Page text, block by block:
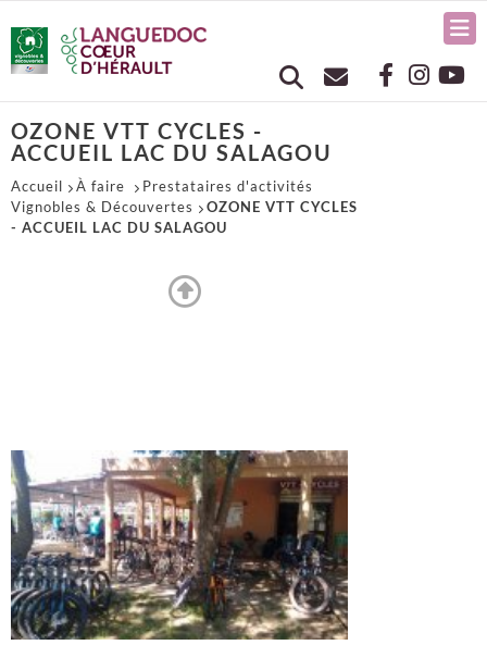
OZONE VTT CYCLES -
ACCUEIL LAC DU SALAGOU
Accueil À faire
Prestataires d'activités
Vignobles & Découvertes
OZONE VTT CYCLES
- ACCUEIL LAC DU SALAGOU